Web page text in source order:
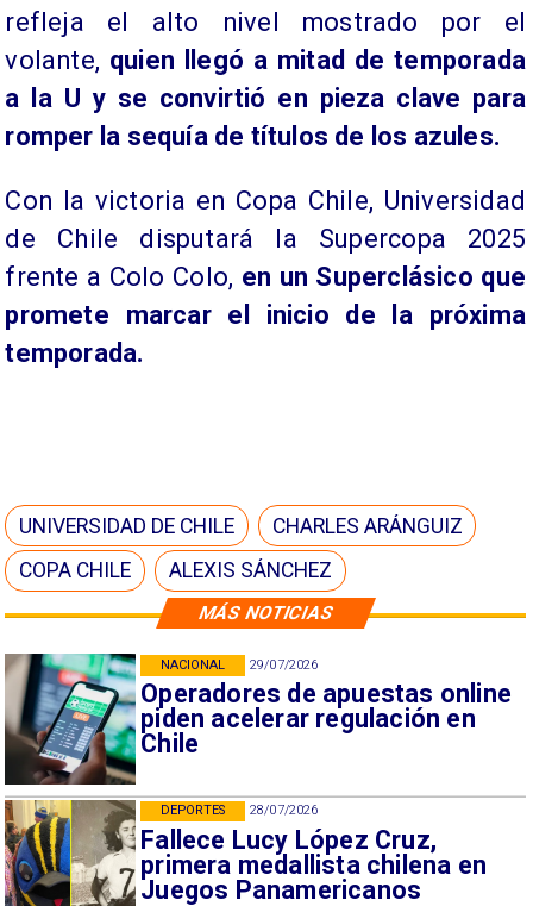
MÁS NOTICIAS
29/07/2026
Operadores de apuestas online
piden acelerar regulación en
Chile
NACIONAL
28/07/2026
Fallece Lucy López Cruz,
primera medallista chilena en
Juegos Panamericanos
DEPORTES
refleja el alto nivel mostrado por el
volante, quien llegó a mitad de temporada
a la U y se convirtió en pieza clave para
romper la sequía de títulos de los azules.
Con la victoria en Copa Chile, Universidad
de Chile disputará la Supercopa 2025
frente a Colo Colo, en un Superclásico que
promete marcar el inicio de la próxima
temporada.
UNIVERSIDAD DE CHILE
CHARLES ARÁNGUIZ
COPA CHILE
ALEXIS SÁNCHEZ